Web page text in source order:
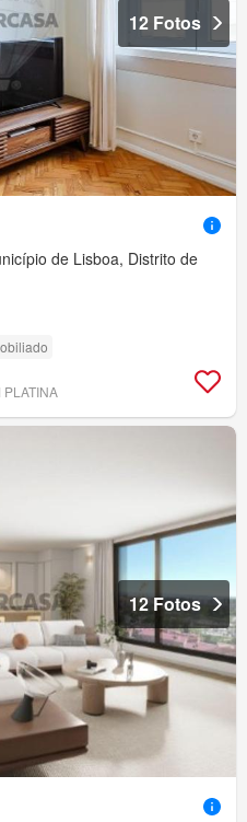
12 Fotos
de Lisboa, Distrito de
PLATINA
12 Fotos